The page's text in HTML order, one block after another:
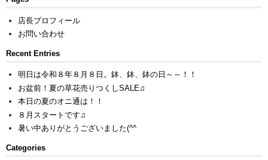
店長プロフィール
お問い合わせ
Recent Entries
明日は令和８年８月８日。鉢、鉢、鉢の日～～！！
お盆前！夏の草花売りつくしSALE♫
本日の夏のオニ通は！！
８月スタートです♫
暑い中ありがとうございました(^^ゞ
Categories